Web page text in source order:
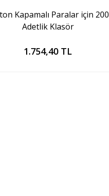
Kapamalı Paralar için 200
Adetlik Klasör
1.754,40 TL
Sepete Ekle